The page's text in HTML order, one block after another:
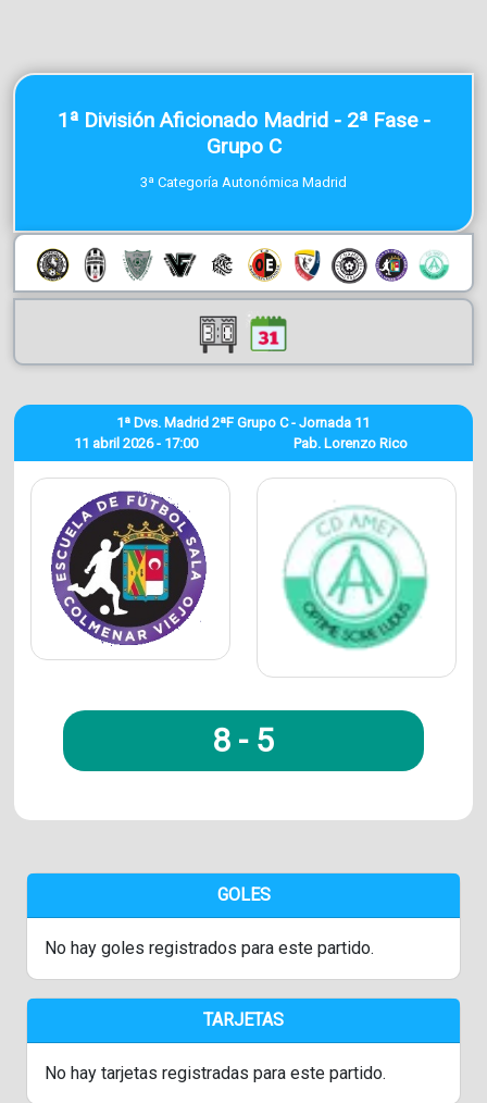
1ª División Aficionado Madrid - 2ª Fase -
Grupo C
3ª Categoría Autonómica Madrid
11 abril 2026 - 17:00
1ª Dvs. Madrid 2ªF Grupo C - Jornada 11
Pab. Lorenzo Rico
8 - 5
GOLES
No hay goles registrados para este partido.
TARJETAS
No hay tarjetas registradas para este partido.